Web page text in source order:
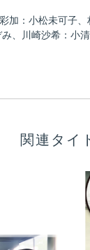
：小松未可子
み、川崎沙希：小
関連タイ